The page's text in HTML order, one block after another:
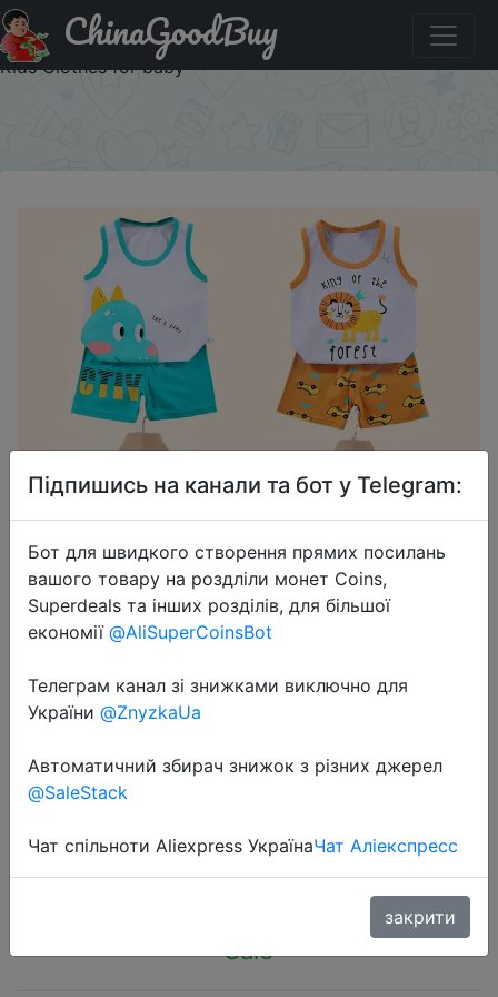
Знижка на 2PCS Children Clothing Vest Suit Children's
Sets Summer Cotton T-Shirts Shorts Boys Girls Sleeveless
Kids Clothes for baby
ChinaGoodBuy
2PCS Children Clothing Vest Suit
Children's Sets Summer Cotton T-
Kids Clothes for baby
$1.69
Sale
Підпишись на канали та бот у Telegram:
Бот для швидкого створення прямих посилань
вашого товару на роздліли монет Coins,
Superdeals та інших розділів, для більшої
економії @AliSuperCoinsBot
Телеграм канал зі знижками виключно для
України @ZnyzkaUa
Автоматичний збирач знижок з різних джерел
@SaleStack
Чат спільноти Aliexpress УкраїнаЧат Аліекспресс
закрити